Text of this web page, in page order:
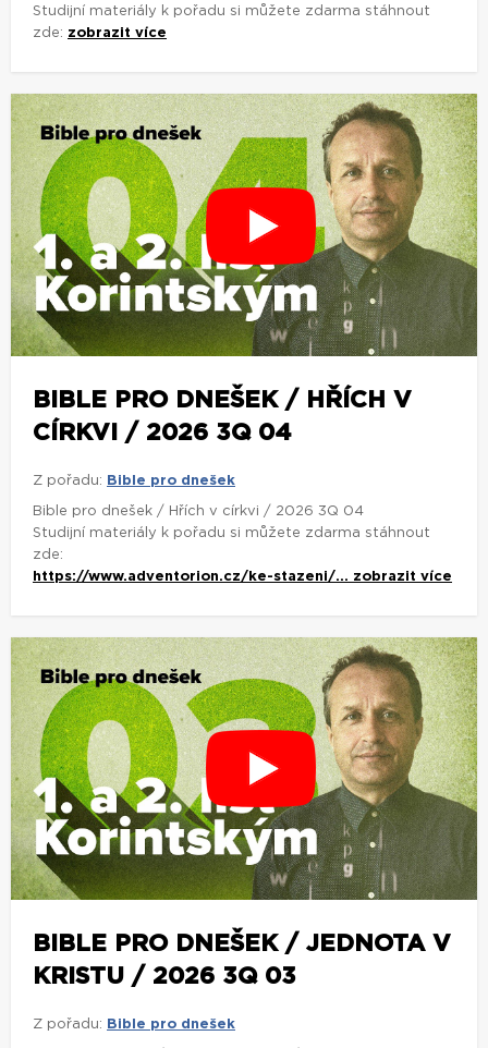
Studijní materiály k pořadu si můžete zdarma stáhnout
zde: zobrazit více
BIBLE PRO DNEŠEK / HŘÍCH V
CÍRKVI / 2026 3Q 04
Z pořadu: Bible pro dnešek
Bible pro dnešek / Hřích v církvi / 2026 3Q 04
Studijní materiály k pořadu si můžete zdarma stáhnout
zde:
https://www.adventorion.cz/ke-stazeni/... zobrazit více
BIBLE PRO DNEŠEK / JEDNOTA V
KRISTU / 2026 3Q 03
Z pořadu: Bible pro dnešek